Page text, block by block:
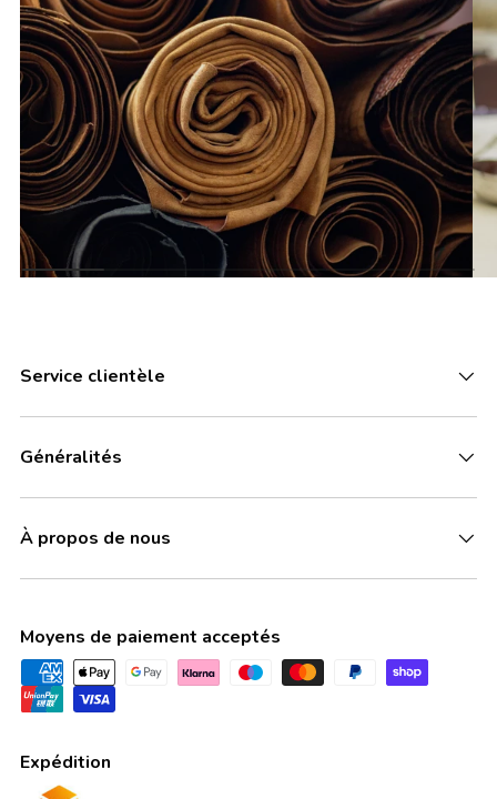
Service clientèle
Généralités
À propos de nous
Moyens de paiement acceptés
Expédition